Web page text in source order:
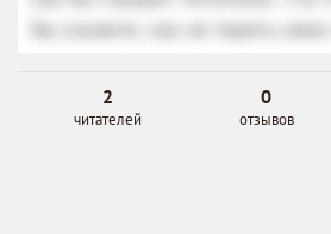
2
читателей
0
отзывов